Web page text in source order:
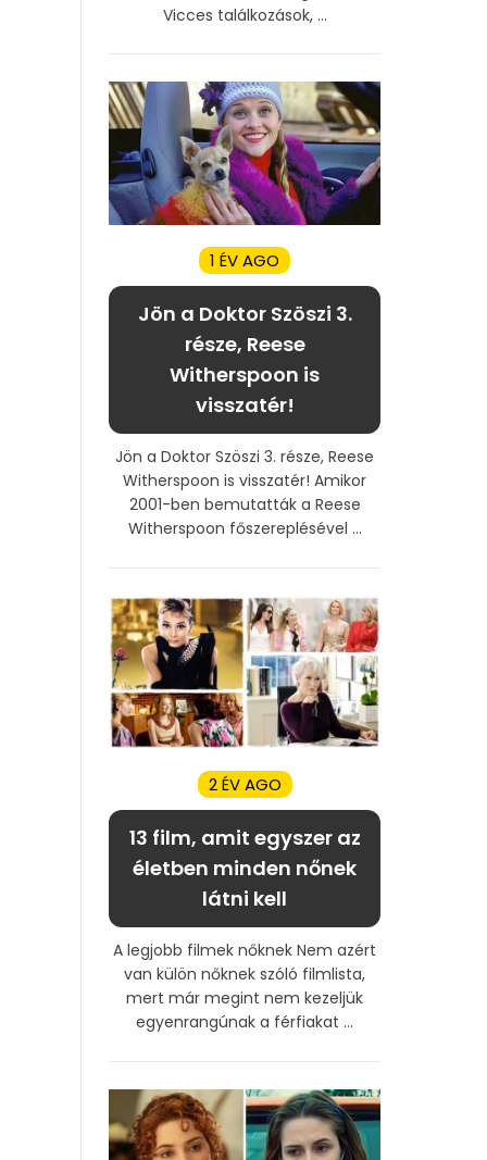
Vicces találkozások, ...
1 ÉV AGO
Jön a Doktor Szöszi 3.
része, Reese
Witherspoon is
visszatér!
Jön a Doktor Szöszi 3. része, Reese
Witherspoon is visszatér! Amikor
2001-ben bemutatták a Reese
Witherspoon főszereplésével ...
2 ÉV AGO
13 film, amit egyszer az
életben minden nőnek
látni kell
A legjobb filmek nőknek Nem azért
van külön nőknek szóló filmlista,
mert már megint nem kezeljük
egyenrangúnak a férfiakat ...